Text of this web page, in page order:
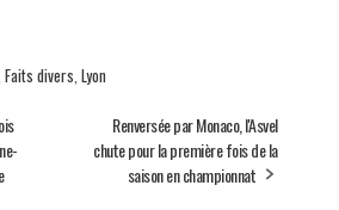
Faits divers Lyon
Renversée par Monaco, l'Asvel
chute pour la première fois de la
saison en championnat